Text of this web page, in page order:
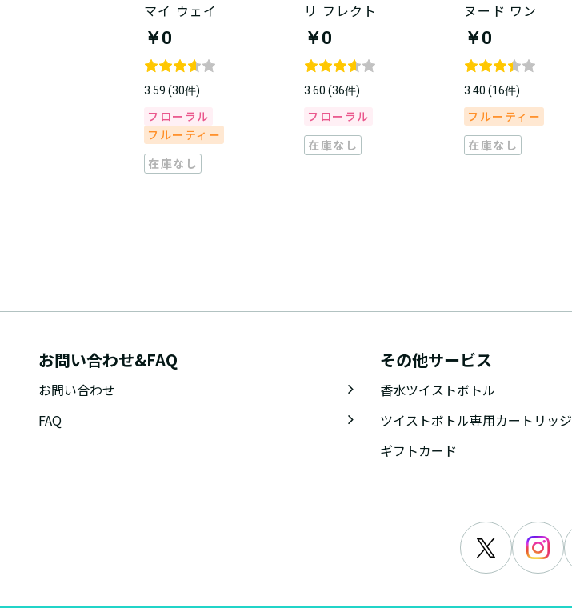
マイ ウェイ
￥0
3.59 (30件)
フローラル
フルーティー
在庫なし
リ フレクト
￥0
3.60 (36件)
フローラル
在庫なし
ヌード ワン
￥0
3.40 (16件)
フルーティー
在庫なし
お問い合わせ&FAQ
お問い合わせ
FAQ
その他サービス
香水ツイストボトル
ツイストボトル専用カートリッジ
ギフトカード